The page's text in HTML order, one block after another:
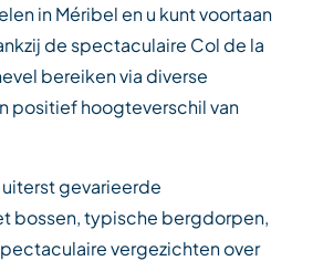
in Méribel en u kunt voortaan
de spectaculaire Col de la
bereiken via diverse
positief hoogteverschil van
gevarieerde
bossen, typische bergdorpen,
vergezichten over